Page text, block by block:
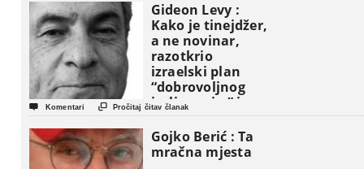
Gideon Levy :
Kako je tinejdžer,
a ne novinar,
razotkrio
izraelski plan
“dobrovoljnog
iseljavanja ” iz
Gaze
 Komentari  Pročitaj čitav članak
Gojko Berić : Ta
mračna mjesta